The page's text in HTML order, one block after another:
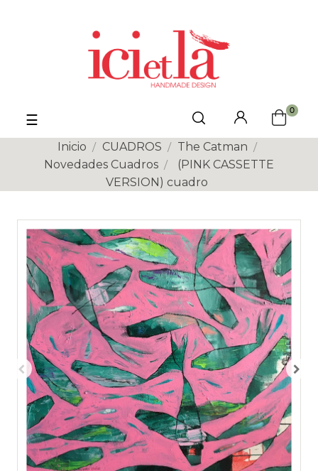
Navegación
de
palanca
☰
0
Inicio CUADROS
The Catman
Novedades Cuadros
(PINK CASSETTE
VERSION) cuadro